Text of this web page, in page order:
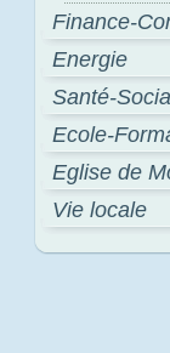
Finance-
Energie
Santé-
Ecole-
Eglise de
Vie locale